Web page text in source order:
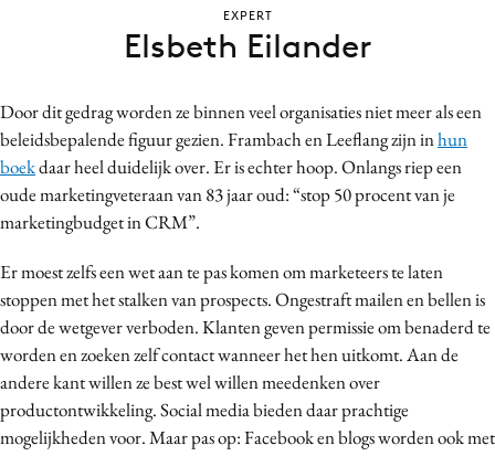
Contentmarketing
Craft
Customer Experience
Data & Insights
Digital transformation
Diversiteit
Effectiviteit
Gedragsverandering
Influencer marketing
Door dit gedrag worden ze binnen veel organisaties niet meer als een
beleidsbepalende figuur gezien. Frambach en Leeflang zijn inhun
boekdaar heel duidelijk over. Er is echter hoop. Onlangs riep een
oude marketingveteraan van 83 jaar oud: “stop 50 procent van je
marketingbudget in CRM”.
Er moest zelfs een wet aan te pas komen om marketeers te laten
stoppen met het stalken van prospects. Ongestraft mailen en bellen is
door de wetgever verboden. Klanten geven permissie om benaderd te
worden en zoeken zelf contact wanneer het hen uitkomt. Aan de
andere kant willen ze best wel willen meedenken over
productontwikkeling. Social media bieden daar prachtige
mogelijkheden voor. Maar pas op: Facebook en blogs worden ook met
EXPERT
Elsbeth Eilander